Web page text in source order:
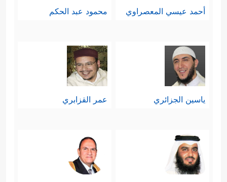
أحمد عيسي المعصراوي محمود عبد الحكم
ياسين الجزائري عمر القزابري